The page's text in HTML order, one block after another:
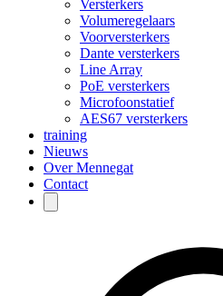
Versterkers
Volumeregelaars
Voorversterkers
Dante versterkers
Line Array
PoE versterkers
Microfoonstatief
AES67 versterkers
training
Nieuws
Over Mennegat
Contact